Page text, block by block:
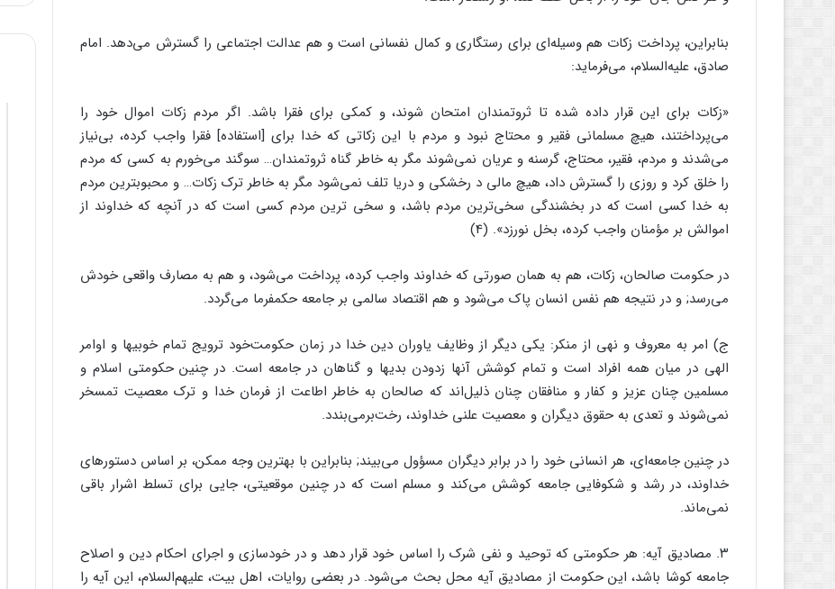
بنابراین، پرداخت زکات هم وسیله‌‌اى براى رستگارى و کمال نفسانى است و هم عدالت اجتماعى را گسترش مى‌‌دهد. امام
صادق، علیه‌‌السلام، مى‌‌فرماید:
«زکات براى این قرار داده شده تا ثروتمندان امتحان شوند، و کمکى براى فقرا باشد. اگر مردم زکات اموال خود را
مى‌‌پرداختند، هیچ مسلمانى فقیر و محتاج نبود و مردم با این زکاتى که خدا براى [استفاده] فقرا واجب کرده، بى‌‌نیاز
مى‌‌شدند و مردم، فقیر، محتاج، گرسنه و عریان نمى‌‌شوند مگر به خاطر گناه ثروتمندان… سوگند مى‌‌خورم به کسى که مردم
را خلق کرد و روزى را گسترش داد، هیچ مالى د رخشکى و دریا تلف نمى‌‌شود مگر به خاطر ترک زکات… و محبوبترین مردم
به خدا کسى است که در بخشندگى سخى‌‌ترین مردم باشد، و سخى ترین مردم کسى است که در آنچه که خداوند از
اموالش بر مؤمنان واجب کرده، بخل نورزد». (4)
در حکومت صالحان، زکات، هم به همان صورتى که خداوند واجب کرده، پرداخت مى‌‌شود، و هم به مصارف واقعى خودش
مى‌‌رسد; و در نتیجه هم نفس انسان پاک مى‌‌شود و هم اقتصاد سالمى بر جامعه حکمفرما مى‌‌گردد.
ج) امر به معروف و نهى از منکر: یکى دیگر از وظایف یاوران دین خدا در زمان حکومت‌‌خود ترویج تمام خوبیها و اوامر
الهى در میان همه افراد است و تمام کوشش آنها زدودن بدیها و گناهان در جامعه است. در چنین حکومتى اسلام و
مسلمین چنان عزیز و کفار و منافقان چنان ذلیل‌‌اند که صالحان به خاطر اطاعت از فرمان خدا و ترک معصیت تمسخر
نمى‌‌شوند و تعدى به حقوق دیگران و معصیت علنى خداوند، رخت‌‌برمى‌‌بندد.
در چنین جامعه‌‌اى، هر انسانى خود را در برابر دیگران مسؤول مى‌‌بیند; بنابراین با بهترین وجه ممکن، بر اساس دستورهاى
خداوند، در رشد و شکوفایى جامعه کوشش مى‌‌کند و مسلم است که در چنین موقعیتى، جایى براى تسلط اشرار باقى
نمى‌‌ماند.
۳. مصادیق آیه: هر حکومتى که توحید و نفى شرک را اساس خود قرار دهد و در خودسازى و اجراى احکام دین و اصلاح
جامعه کوشا باشد، این حکومت از مصادیق آیه محل بحث مى‌‌شود. در بعضى روایات، اهل بیت، علیهم‌‌السلام، این آیه را